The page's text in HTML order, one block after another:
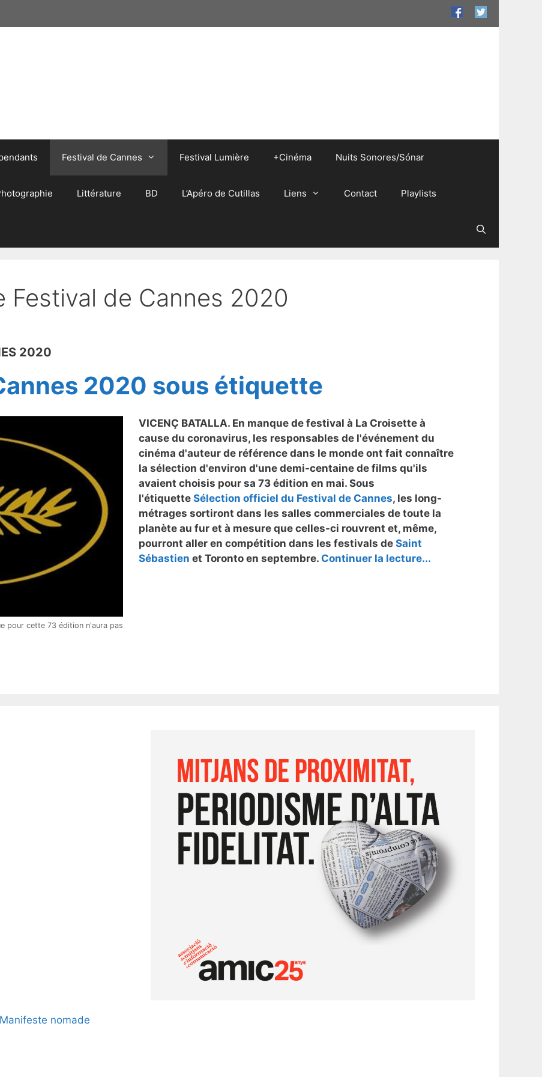
Festival de Cannes Festival Lumière +Cinéma Nuits Sonores/Sónar
Littérature BD L’Apéro de Cutillas Liens Contact Playlists
Festival de Cannes 2020
2020
2020 sous étiquette
pour cette 73 édition n'aura pas
VICENÇ BATALLA. En manque de festival à La Croisette à
cause du coronavirus, les responsables de l'événement du
cinéma d'auteur de référence dans le monde ont fait connaître
la sélection d'environ d'une demi-centaine de films qu'ils
avaient choisis pour sa 73 édition en mai. Sous
l'étiquette Sélection officiel du Festival de Cannes, les long-
métrages sortiront dans les salles commerciales de toute la
planète au fur et à mesure que celles-ci rouvrent et, même,
pourront aller en compétition dans les festivals de Saint
Sébastien et Toronto en septembre. Continuer la lecture...
Manifeste nomade